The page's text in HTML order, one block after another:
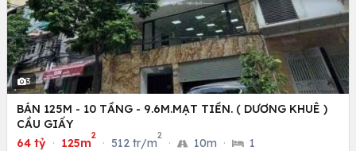
3
BÁN 125M - 10 TẦNG - 9.6M.MẠT TIỀN. ( DƯƠNG KHUÊ )
CẦU GIẤY
64 tỷ · 125m
2
· 512 tr/m
2
· 10m · 1